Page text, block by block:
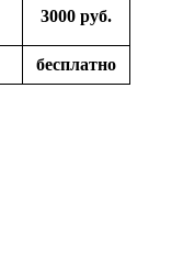
3000 руб.
бесплатно